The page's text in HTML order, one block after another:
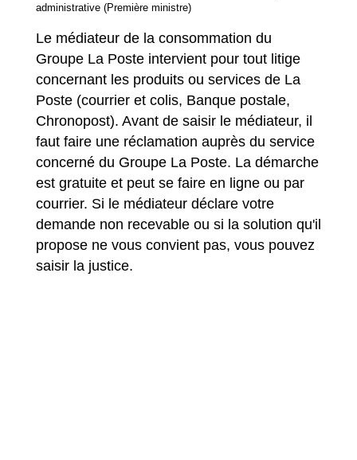
administrative (Première ministre)
Le médiateur de la consommation du
Groupe La Poste intervient pour tout litige
concernant les produits ou services de La
Poste (courrier et colis, Banque postale,
Chronopost). Avant de saisir le médiateur, il
faut faire une réclamation auprès du service
concerné du Groupe La Poste. La démarche
est gratuite et peut se faire en ligne ou par
courrier. Si le médiateur déclare votre
demande non recevable ou si la solution qu'il
propose ne vous convient pas, vous pouvez
saisir la justice.